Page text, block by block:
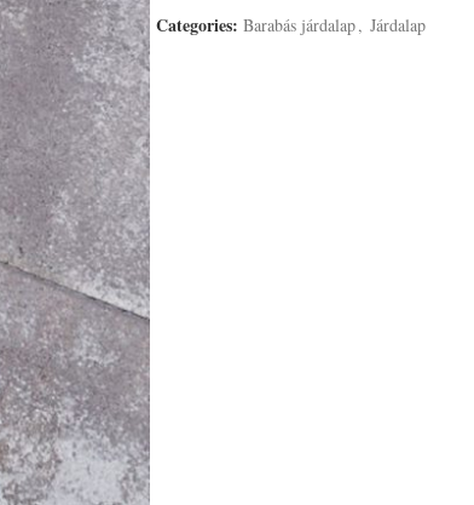
Categories: Barabás járdalap, Járdalap